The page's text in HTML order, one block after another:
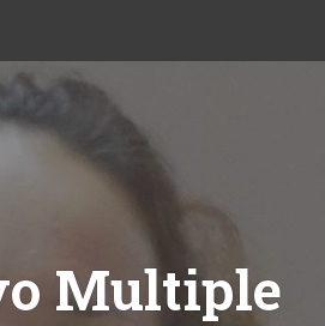
Multiple